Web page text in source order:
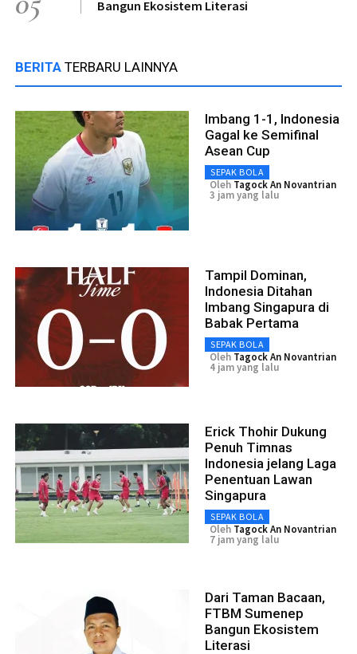
Bangun Ekosistem Literasi
BERITA TERBARU LAINNYA
Imbang 1-1, Indonesia
Gagal ke Semifinal
Asean Cup
SEPAK BOLA
Oleh Tagock An Novantrian
3 jam yang lalu
Tampil Dominan,
Indonesia Ditahan
Imbang Singapura di
Babak Pertama
SEPAK BOLA
Oleh Tagock An Novantrian
4 jam yang lalu
Erick Thohir Dukung
Penuh Timnas
Indonesia jelang Laga
Penentuan Lawan
Singapura
SEPAK BOLA
Oleh Tagock An Novantrian
7 jam yang lalu
Dari Taman Bacaan,
FTBM Sumenep
Bangun Ekosistem
Literasi